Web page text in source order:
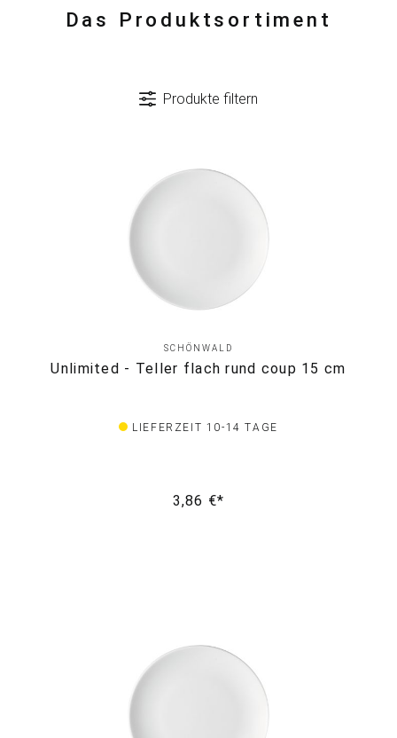
Das Produktsortiment
Produkte filtern
SCHÖNWALD
Unlimited - Teller flach rund coup 15 cm
LIEFERZEIT 10-14 TAGE
3,86 €*